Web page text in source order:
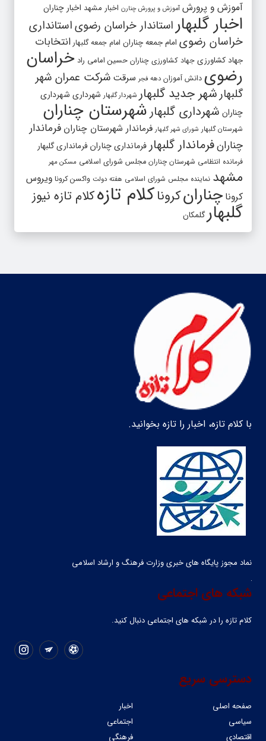
آموزش و پرورش آموزش و پرورش چنارن اخبار مشهد اخبار چناران
اخبار گلبهار استاندار خراسان رضویاستانداری
خراسان رضوی امام جمعه چناران امام جمعه گلبهار انتخابات
جهاد کشاورزی جهاد کشاورزی چناران حسین امامی راد خراسان
رضوی دانش آموزان دهه فجر سرقت شرکت عمران شهر
گلبهارشهر جدید گلبهار شهردار گلبهار شهرداری شهرداری
چناران شهرداری گلبهار شهرستان چناران
شهرستان گلبهار شورای شهر گلبهار فرماندار شهرستان چناران فرماندار
چنارانفرماندار گلبهار فرمانداری چناران فرمانداری گلبهار
فرمانده انتظامی شهرستان چناران مجلس شورای اسلامی مسکن مهر
مشهد نماینده مجلس شورای اسلامی هفته دولت واکسن کرونا ویروس
کرونا چنارانکروناکلام تازهکلام تازه نیوز
گلبهارگلمکان
با کلام تازه، اخبار را تازه بخوانید.
نماد مجوز پایگاه های خبری وزارت فرهنگ و ارشاد اسلامی
شبکه های اجتماعی
کلام تازه را در شبکه ‌های اجتماعی دنبال کنید.
دسترسی سریع
صفحه اصلی
اخبار
سیاسی
اجتماعی
اقتصادی
فرهنگی